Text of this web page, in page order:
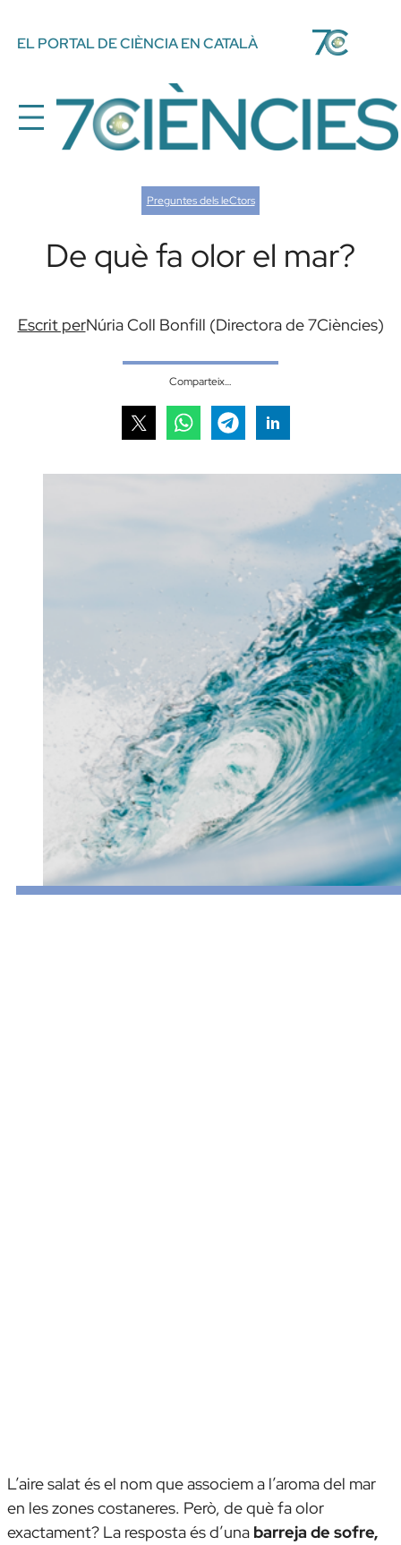
EL PORTAL DE CIÈNCIA EN CATALÀ
Preguntes dels leCtors
De què fa olor el mar?
Escrit perNúria Coll Bonfill (Directora de 7Ciències)
Comparteix…
L’aire salat és el nom que associem a l’aroma del mar
en les zones costaneres. Però, de què fa olor
exactament? La resposta és d’una barreja de sofre,